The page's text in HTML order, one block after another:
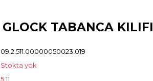
GLOCK TABANCA KILIFI
09.2.511.00000050023.019
Stokta yok
5.11